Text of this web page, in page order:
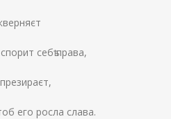
себѣ права,
росла слава.